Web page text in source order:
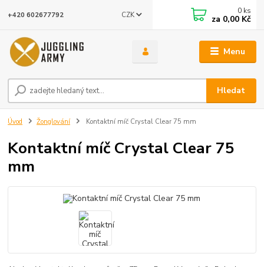
Menu
CZK
Hledat
+420 602677792 0 ks
za 0,00 Kč
Úvod Žonglování Kontaktní míč Crystal Clear 75 mm
Kontaktní míč Crystal Clear 75
mm